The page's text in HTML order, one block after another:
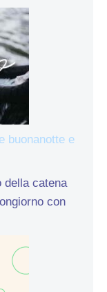
buonanotte e
della catena
con